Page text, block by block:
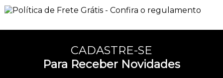
CADASTRE-SE
Para Receber Novidades